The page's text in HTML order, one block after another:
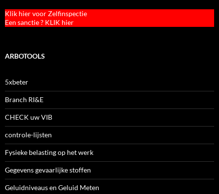
Klik hier voor Zelfinspectie
Een sanctie ? KLIK hier
ARBOTOOLS
5xbeter
Branch RI&E
CHECK uw VIB
controle-lijsten
Fysieke belasting op het werk
Gegevens gevaarlijke stoffen
Geluidniveaus en Geluid Meten